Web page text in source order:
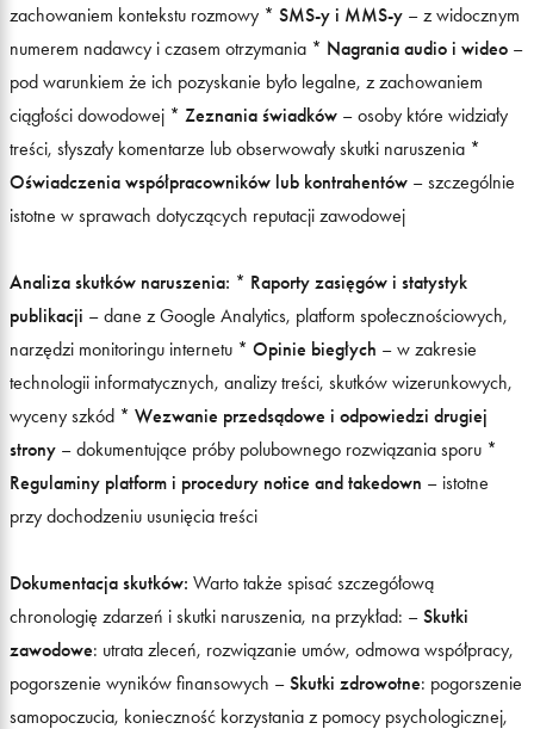
zachowaniem kontekstu rozmowy * SMS-y i MMS-y – z widocznym
numerem nadawcy i czasem otrzymania * Nagrania audio i wideo –
pod warunkiem że ich pozyskanie było legalne, z zachowaniem
ciągłości dowodowej * Zeznania świadków – osoby które widziały
treści, słyszały komentarze lub obserwowały skutki naruszenia *
Oświadczenia współpracowników lub kontrahentów – szczególnie
istotne w sprawach dotyczących reputacji zawodowej
Analiza skutków naruszenia: * Raporty zasięgów i statystyk
publikacji – dane z Google Analytics, platform społecznościowych,
narzędzi monitoringu internetu * Opinie biegłych – w zakresie
technologii informatycznych, analizy treści, skutków wizerunkowych,
wyceny szkód * Wezwanie przedsądowe i odpowiedzi drugiej
strony – dokumentujące próby polubownego rozwiązania sporu *
Regulaminy platform i procedury notice and takedown – istotne
przy dochodzeniu usunięcia treści
Dokumentacja skutków: Warto także spisać szczegółową
chronologię zdarzeń i skutki naruszenia, na przykład: – Skutki
zawodowe: utrata zleceń, rozwiązanie umów, odmowa współpracy,
pogorszenie wyników finansowych – Skutki zdrowotne: pogorszenie
samopoczucia, konieczność korzystania z pomocy psychologicznej,